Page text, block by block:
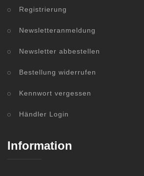
Registrierung
Newsletteranmeldung
Newsletter abbestellen
Bestellung widerrufen
Kennwort vergessen
Händler Login
Information